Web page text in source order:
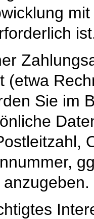
(etwa
Sie im